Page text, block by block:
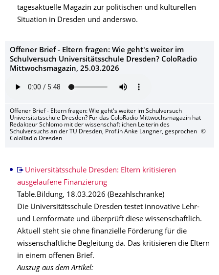
tagesaktuelle Magazin zur politischen und kulturellen
Situation in Dresden und anderswo.
Offener Brief - Eltern fragen: Wie geht's weiter im
Schulversuch Universitätsschule Dresden? ColoRadio
Mittwochsmagazin, 25.03.2026
Offener Brief - Eltern fragen: Wie geht's weiter im Schulversuch
Universitätsschule Dresden? Für das ColoRadio Mittwochsmagazin hat
Redakteur Schlomo mit der wissenschaftlichen Leiterin des
Schulversuchs an der TU Dresden, Prof.in Anke Langner, gesprochen
©
ColoRadio Dresden
Universitätsschule Dresden: Eltern kritisieren
ausgelaufene Finanzierung
Table.Bildung, 18.03.2026 (Bezahlschranke)
Die Universitätsschule Dresden testet innovative Lehr-
und Lernformate und überprüft diese wissenschaftlich.
Aktuell steht sie ohne finanzielle Förderung für die
wissenschaftliche Begleitung da. Das kritisieren die Eltern
in einem offenen Brief.
Auszug aus dem Artikel: